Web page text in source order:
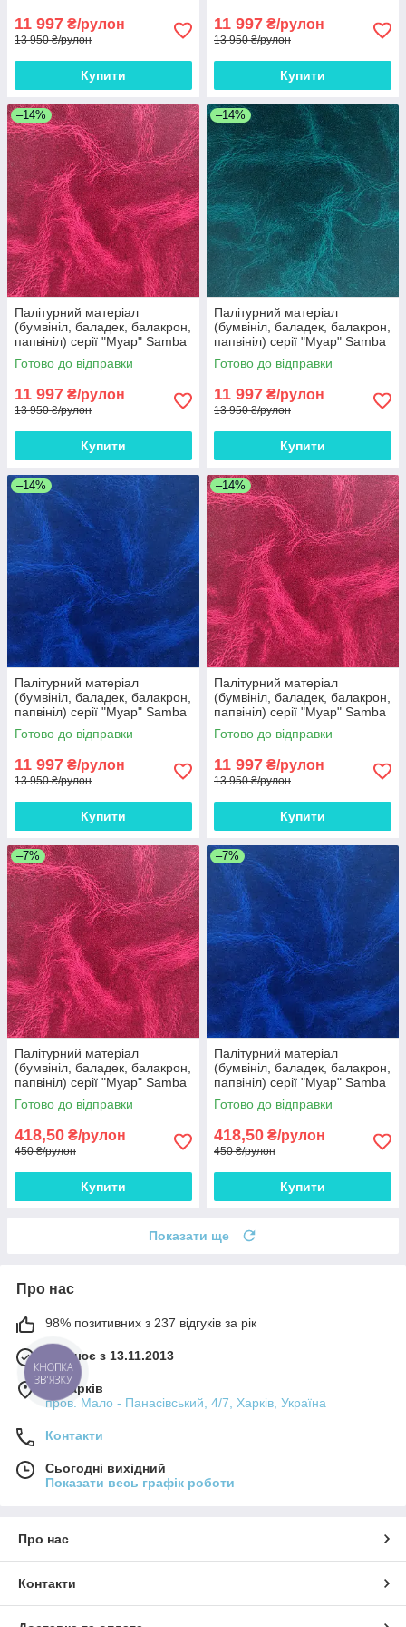
11 997 ₴/рулон
13 950 ₴/рулон
Купити
11 997 ₴/рулон
13 950 ₴/рулон
Купити
–14%
Палітурний матеріал
(бумвініл, баладек, балакрон,
папвініл) серії "Муар" Sаmba
бордовий 15 - 516 Європа
рулон 100 м
Готово до відправки
11 997 ₴/рулон
13 950 ₴/рулон
Купити
–14%
Палітурний матеріал
(бумвініл, баладек, балакрон,
папвініл) серії "Муар" Sаmba
зелений 15 - 716 Європа
рулон 100 м
Готово до відправки
11 997 ₴/рулон
13 950 ₴/рулон
Купити
–14%
Палітурний матеріал
(бумвініл, баладек, балакрон,
папвініл) серії "Муар" Sаmba
синий 15 - 516 Європа рулон
100 м
Готово до відправки
11 997 ₴/рулон
13 950 ₴/рулон
Купити
–14%
Палітурний матеріал
(бумвініл, баладек, балакрон,
папвініл) серії "Муар" Sаmba
бордовий 15 - 516 Європа
106 см х 100 м
Готово до відправки
11 997 ₴/рулон
13 950 ₴/рулон
Купити
–7%
Палітурний матеріал
(бумвініл, баладек, балакрон,
папвініл) серії "Муар" Sаmba
бордовий 15 - 516 Європа 3
м рулон
Готово до відправки
418,50 ₴/рулон
450 ₴/рулон
Купити
–7%
Палітурний матеріал
(бумвініл, баладек, балакрон,
папвініл) серії "Муар" Sаmba
синий 15 - 516 Європа 3 м
рулон
Готово до відправки
418,50 ₴/рулон
450 ₴/рулон
Купити
Показати ще
Про нас
98% позитивних з 237 відгуків за рік
Працює з 13.11.2013
м. Харків
пров. Мало - Панасівський, 4/7, Харків, Україна
Контакти
Сьогодні вихідний
Показати весь графік роботи
Про нас
Контакти